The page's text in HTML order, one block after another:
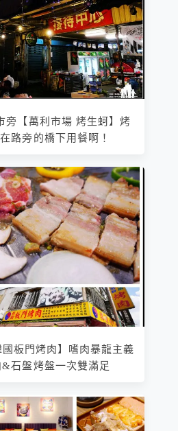
旁【萬利市場 烤生蚵】烤
路旁的橋下用餐啊！
板門烤肉】嗜肉暴龍主義
石盤烤盤一次雙滿足